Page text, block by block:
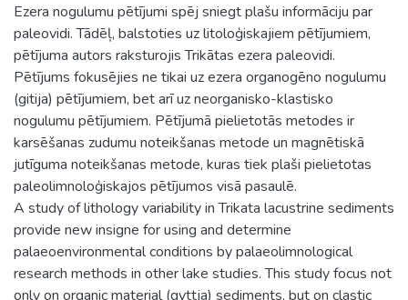
Ezera nogulumu pētījumi spēj sniegt plašu informāciju par
paleovidi. Tādēļ, balstoties uz litoloģiskajiem pētījumiem,
pētījuma autors raksturojis Trikātas ezera paleovidi.
Pētījums fokusējies ne tikai uz ezera organogēno nogulumu
(gitija) pētījumiem, bet arī uz neorganisko-klastisko
nogulumu pētījumiem. Pētījumā pielietotās metodes ir
karsēšanas zudumu noteikšanas metode un magnētiskā
jutīguma noteikšanas metode, kuras tiek plaši pielietotas
paleolimnoloģiskajos pētījumos visā pasaulē.
A study of lithology variability in Trikata lacustrine sediments
provide new insigne for using and determine
palaeoenvironmental conditions by palaeolimnological
research methods in other lake studies. This study focus not
only on organic material (gyttja) sediments, but on clastic